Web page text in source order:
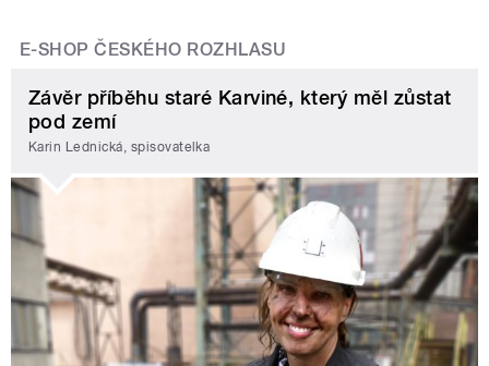
E-SHOP ČESKÉHO ROZHLASU
Závěr příběhu staré Karviné, který měl zůstat
pod zemí
Karin Lednická, spisovatelka